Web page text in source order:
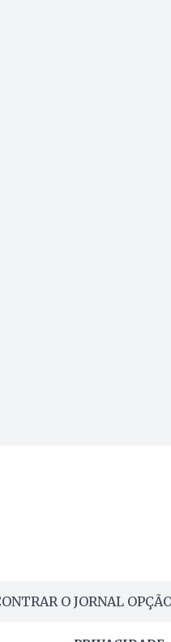
O JORNAL